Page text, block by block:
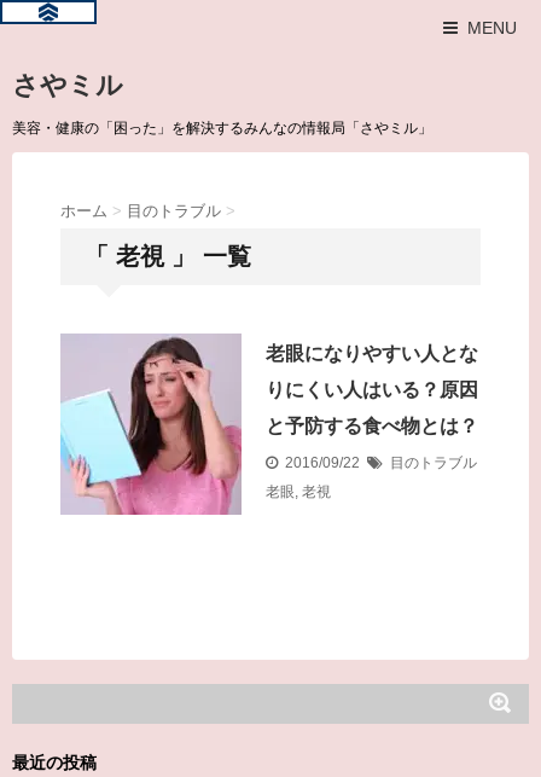
MENU
さやミル
美容・健康の「困った」を解決するみんなの情報局「さやミル」
ホーム > 目のトラブル >
「 老視 」 一覧
老眼になりやすい人とな
りにくい人はいる？原因
と予防する食べ物とは？
2016/09/22
目のトラブル
老眼, 老視
最近の投稿